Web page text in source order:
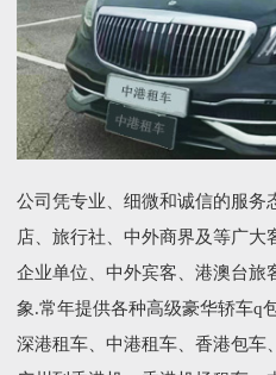
公司凭专业、细微和诚信的服务
店、旅行社、中外商界及等广
企业单位、中外宾客、港澳台旅
象.常年提供各种高级豪华轿车q
深港租车、中港租车、香港包车、